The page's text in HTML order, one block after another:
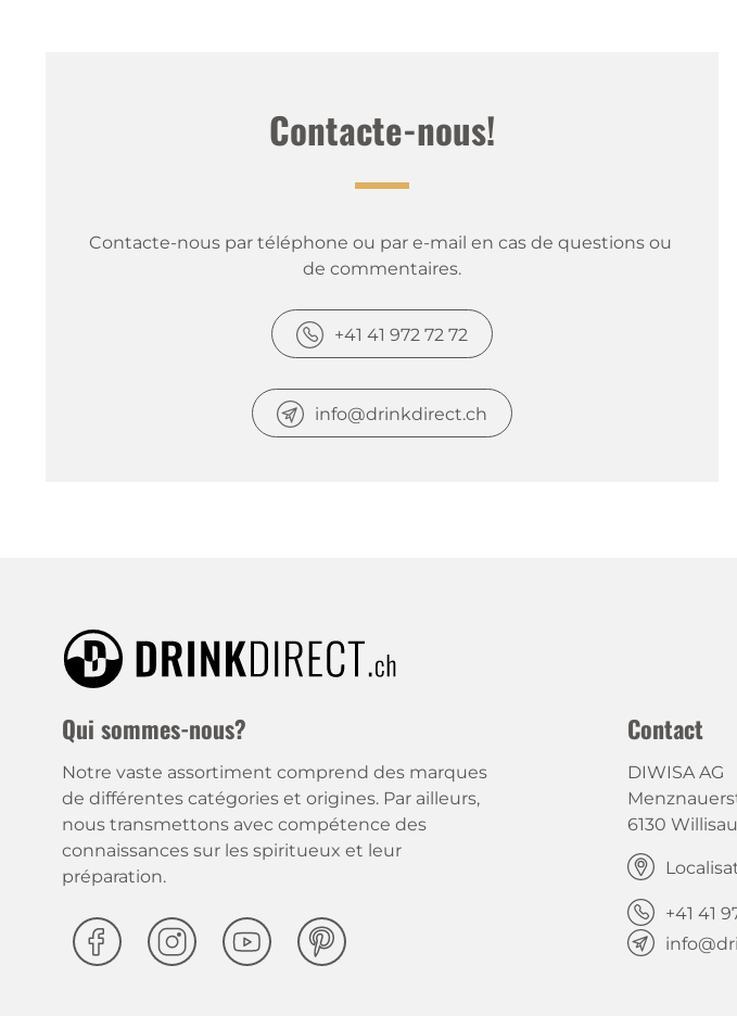
Contacte-nous!
Contacte-nous par téléphone ou par e-mail en cas de questions ou
de commentaires.
+41 41 972 72 72
info@drinkdirect.ch
Qui sommes-nous?
Notre vaste assortiment comprend des marques
de différentes catégories et origines. Par ailleurs,
nous transmettons avec compétence des
connaissances sur les spiritueux et leur
préparation.
Contact
DIWISA AG
6130 Willisau
+41 41